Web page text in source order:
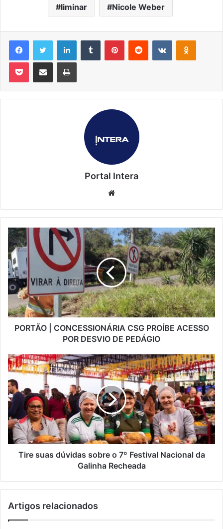
liminar Nicole Weber
FacebookTwitter LinkedinTumblr PinterestReddit VK OK
Pocket Compartilhar via e-mail Imprimir
Portal Intera
PORTÃO | CONCESSIONÁRIA CSG PROÍBE ACESSO
POR DESVIO DE PEDÁGIO
Tire suas dúvidas sobre o 7º Festival Nacional da
Galinha Recheada
Artigos relacionados